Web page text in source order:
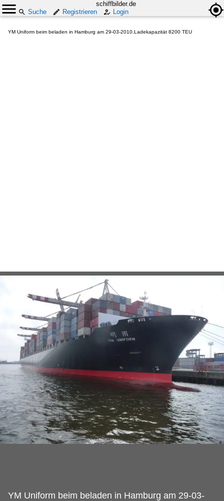
schiffbilder.de
Suche
Registrieren Login
YM Uniform beim beladen in Hamburg am 29-03-2010.Ladekapazität 8200 TEU
YM Uniform beim beladen in Hamburg am 29-03-